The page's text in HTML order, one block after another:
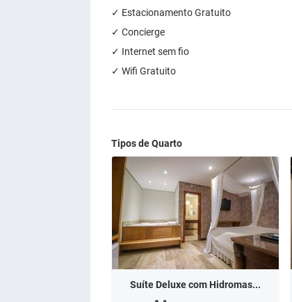
✓ Estacionamento Gratuito
✓ Concierge
✓ Internet sem fio
✓ Wifi Gratuito
Tipos de Quarto
Suíte Deluxe com Hidromas...